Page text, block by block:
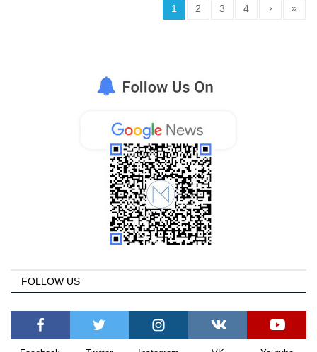
1 2 3 4 › »
FOLLOW US